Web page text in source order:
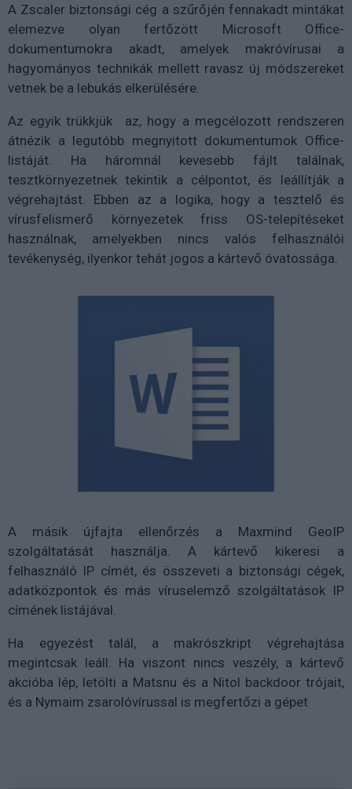
A Zscaler biztonsági cég a szűrőjén fennakadt mintákat
elemezve olyan fertőzött Microsoft Office-
dokumentumokra akadt, amelyek makróvírusai a
hagyományos technikák mellett ravasz új módszereket
vetnek be a lebukás elkerülésére.
Az egyik trükkjük az, hogy a megcélozott rendszeren
átnézik a legutóbb megnyitott dokumentumok Office-
listáját. Ha háromnál kevesebb fájlt találnak,
tesztkörnyezetnek tekintik a célpontot, és leállítják a
végrehajtást. Ebben az a logika, hogy a tesztelő és
vírusfelismerő környezetek friss OS-telepítéseket
használnak, amelyekben nincs valós felhasználói
tevékenység, ilyenkor tehát jogos a kártevő óvatossága.
A másik újfajta ellenőrzés a Maxmind GeoIP
szolgáltatását használja. A kártevő kikeresi a
felhasználó IP címét, és összeveti a biztonsági cégek,
adatközpontok és más víruselemző szolgáltatások IP
címének listájával.
Ha egyezést talál, a makrószkript végrehajtása
megintcsak leáll. Ha viszont nincs veszély, a kártevő
akcióba lép, letölti a Matsnu és a Nitol backdoor trójait,
és a Nymaim zsarolóvírussal is megfertőzi a gépet